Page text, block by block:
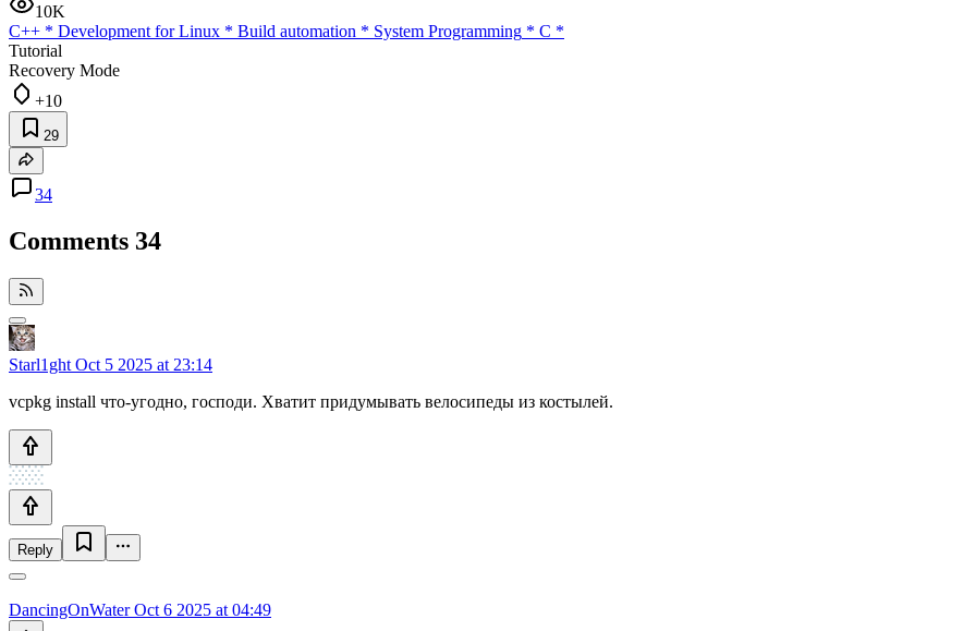
10K
C++ * Development for Linux * Build automation * System Programming * C *
Tutorial
Recovery Mode
+10
29
34
Comments 34
Starl1ght Oct 5 2025 at 23:14
vcpkg install что-угодно, господи. Хватит придумывать велосипеды из костылей.
Reply
DancingOnWaterOct 6 2025 at 04:49